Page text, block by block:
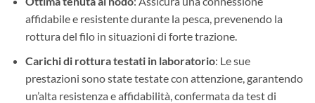
affidabile e resistente durante la pesca, prevenendo la
rottura del filo in situazioni di forte trazione.
Carichi di rottura testati in laboratorio: Le sue
prestazioni sono state testate con attenzione, garantendo
un’alta resistenza e affidabilità, confermata da test di